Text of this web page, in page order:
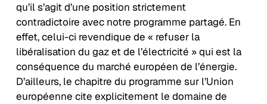
qu’il s’agit d’une position strictement
contradictoire avec notre programme partagé. En
effet, celui-ci revendique de « refuser la
libéralisation du gaz et de l’électricité » qui est la
conséquence du marché européen de l’énergie.
D’ailleurs, le chapitre du programme sur l’Union
européenne cite explicitement le domaine de